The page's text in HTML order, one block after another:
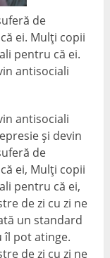
de
ei. Mulți copii
pentru că ei.
antisociali
antisociali
și devin
de
ei, Mulți copii
pentru că ei,
de zi cu zi ne
un standard
îl pot atinge.
de zi cu zi ne